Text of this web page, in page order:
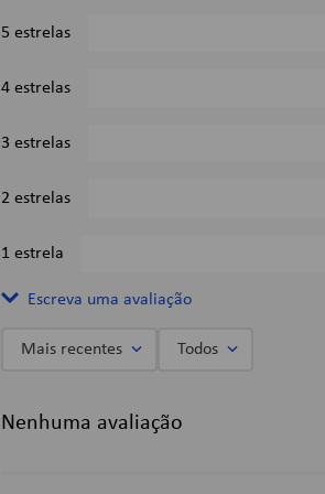
5 estrelas
4 estrelas
3 estrelas
2 estrelas
1 estrela
Escreva uma avaliação
Título
Mais recentes Todos
Nenhuma avaliação